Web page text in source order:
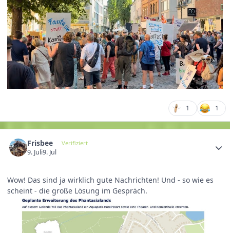
1 1
Frisbee Verifiziert
9. Juli9. Jul
Wow! Das sind ja wirklich gute Nachrichten! Und - so wie es
scheint - die große Lösung im Gespräch.